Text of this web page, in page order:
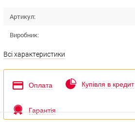
Артикул:
Виробник:
Всі характеристики
Оплата Купівля в кредит
Гарантія